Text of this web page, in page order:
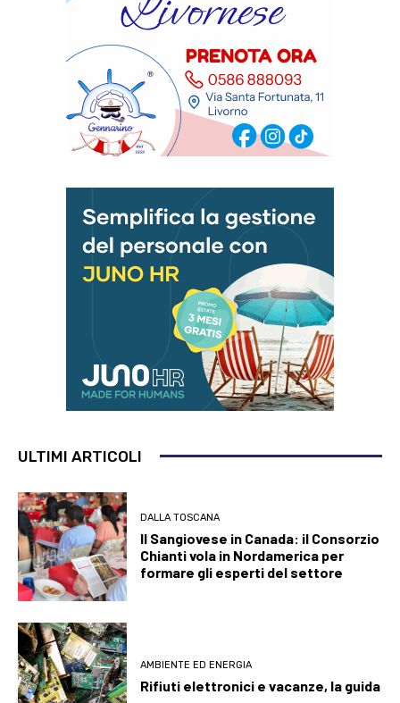
ULTIMI ARTICOLI
DALLA TOSCANA
Il Sangiovese in Canada: il Consorzio
Chianti vola in Nordamerica per
formare gli esperti del settore
AMBIENTE ED ENERGIA
Rifiuti elettronici e vacanze, la guida